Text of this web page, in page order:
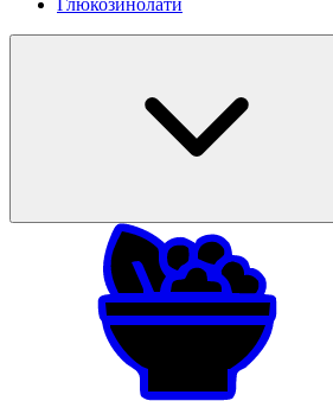
Глюкозинолати